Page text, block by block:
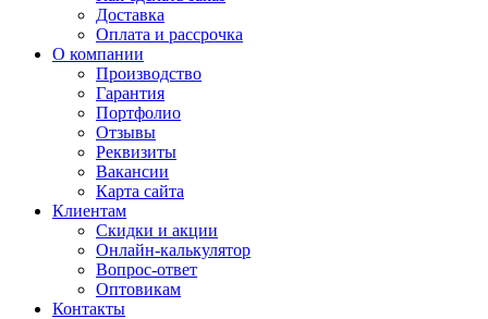
Доставка
Оплата и рассрочка
О компании
Производство
Гарантия
Портфолио
Отзывы
Реквизиты
Вакансии
Карта сайта
Клиентам
Скидки и акции
Онлайн-калькулятор
Вопрос-ответ
Оптовикам
Контакты